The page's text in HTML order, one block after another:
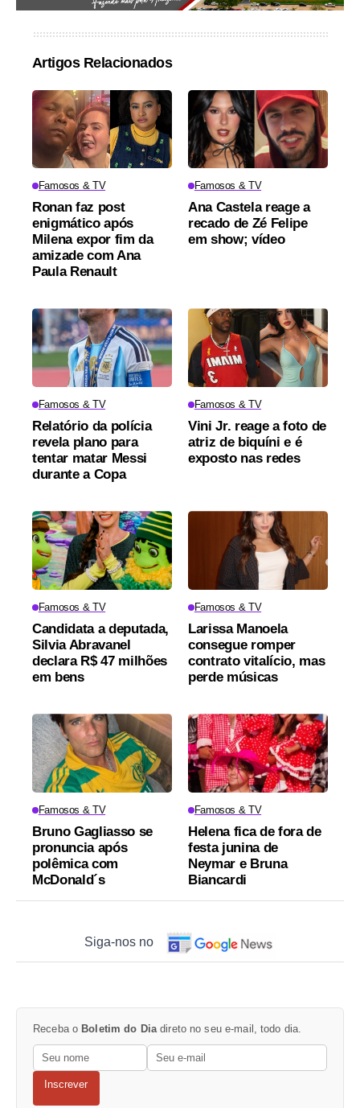
Artigos Relacionados
Famosos & TV
Ronan faz post
enigmático após
Milena expor fim da
amizade com Ana
Paula Renault
Famosos & TV
Ana Castela reage a
recado de Zé Felipe
em show; vídeo
Famosos & TV
Relatório da polícia
revela plano para
tentar matar Messi
durante a Copa
Famosos & TV
Vini Jr. reage a foto de
atriz de biquíni e é
exposto nas redes
Famosos & TV
Candidata a deputada,
Silvia Abravanel
declara R$ 47 milhões
em bens
Famosos & TV
Larissa Manoela
consegue romper
contrato vitalício, mas
perde músicas
Famosos & TV
Bruno Gagliasso se
pronuncia após
polêmica com
McDonald´s
Famosos & TV
Helena fica de fora de
festa junina de
Neymar e Bruna
Biancardi
Siga-nos no
Receba o Boletim do Dia direto no seu e-mail, todo dia.
Inscrever